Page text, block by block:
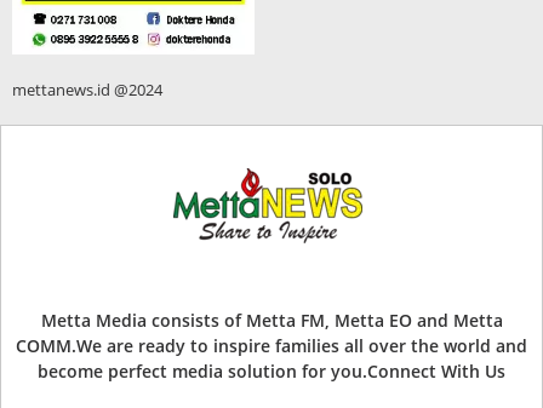
mettanews.id @2024
Metta Media consists of Metta FM, Metta EO and Metta
COMM.We are ready to inspire families all over the world and
become perfect media solution for you.Connect With Us